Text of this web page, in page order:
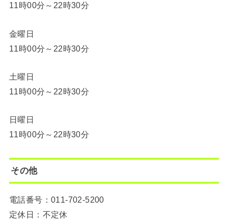
11時00分～22時30分
金曜日
11時00分～22時30分
土曜日
11時00分～22時30分
日曜日
11時00分～22時30分
その他
電話番号：011-702-5200
定休日：不定休